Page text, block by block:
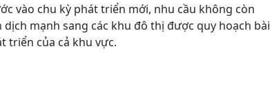
vào chu kỳ phát triển mới, nhu cầu không còn
mạnh sang các khu đô thị được quy hoạch bài
triển của cả khu vực.